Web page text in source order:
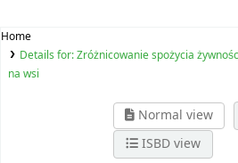
Home
Details for:Zróżnicowanie spożycia
na wsi
Normal view
ISBD view